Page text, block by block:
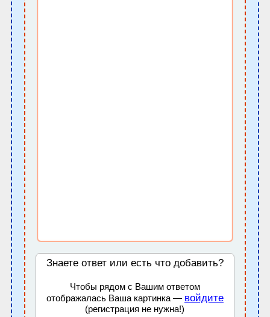
Знаете ответ или есть что добавить?
Чтобы рядом с Вашим ответом
отображалась Ваша картинка — войдите
(регистрация не нужна!)